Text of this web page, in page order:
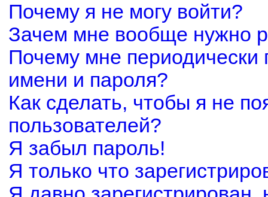
Почему я не могу войти?
Зачем мне вообще нужно
Почему мне периодически
имени и пароля?
Как сделать, чтобы я не
пользователей?
Я забыл пароль!
Я только что